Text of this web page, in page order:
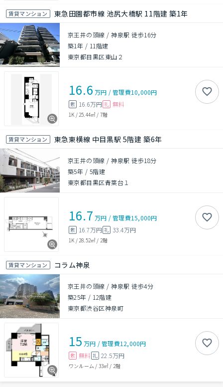
賃貸マンション 東急田園都市線 池尻大橋駅 11階建 築1年
京王井の頭線 / 神泉駅 徒歩16分
築1年 / 11階建
東京都目黒区東山２
16.6 万円 /管理費10,000円
敷 16.6万円 礼 無料
1K / 25.44㎡ / 7階
賃貸マンション 東急東横線 中目黒駅 5階建 築6年
京王井の頭線 / 神泉駅 徒歩18分
築5年 / 5階建
東京都目黒区青葉台１
16.7 万円 /管理費15,000円
敷 16.7万円 礼 33.4万円
1K / 28.52㎡ / 2階
賃貸マンション コラム神泉
京王井の頭線 / 神泉駅 徒歩4分
築25年 / 12階建
東京都渋谷区神泉町
15 万円 /管理費12,000円
敷 無料 礼 22.5万円
ワンルーム / 33㎡ / 2階